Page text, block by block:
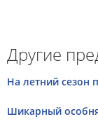
Другие
На летний сезон
Шикарный